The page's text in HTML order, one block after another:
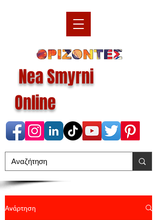
Nea Smyrni
Online
Ανάρτηση